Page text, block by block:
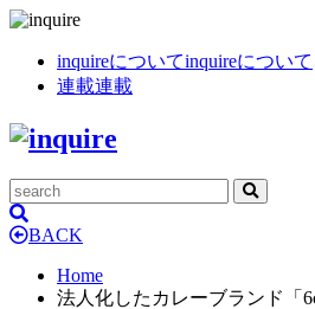
inquireについてinquireについて
連載連載
BACK
Home
法人化したカレーブランド「